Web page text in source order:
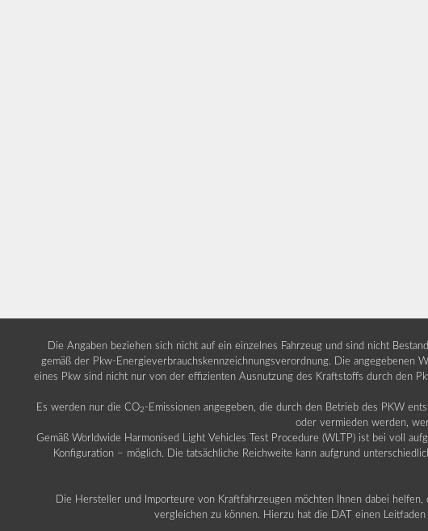
Die Angaben beziehen sich nicht auf ein einzelnes Fahrzeug und sind nicht
gemäß der Pkw-Energieverbrauchskennzeichnungsverordnung. Die
eines Pkw sind nicht nur von der effizienten Ausnutzung des Kraftstoffs durch den
Es werden nur die CO2 -Emissionen angegeben, die durch den Betrieb des PKW
oder vermieden werden,
Gemäß Worldwide Harmonised Light Vehicles Test Procedure (WLTP) ist bei voll
Konfiguration – möglich. Die tatsächliche Reichweite kann aufgrund
Die Hersteller und Importeure von Kraftfahrzeugen möchten Ihnen dabei
vergleichen zu können. Hierzu hat die DAT einen